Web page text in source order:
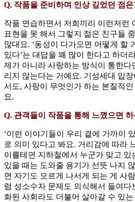
Q. 작품을 준비하며 인상 깊었던 점은
작품 연습하면서 저희끼리 이런저런
표현을 못 해서 그렇지 젊은 친구들
많대요. ‘동성이 다가오면 어떻게 할
있다’는 대답을 꽤 많이 한다고 하더
제가 아니라 사랑하는 방식이 통한다
리지 않는다는 거예요. 기성세대 입
서도, 사랑이 무엇인가 하는 본질적
요.
Q. 관객들이 작품을 통해 느꼈으면 하
‘이런 이야기들이 우리 곁에 가까이
로 의미 있다고 봐요. 거리감에 따라
이를테면 지하철에서 누군가 맞고 있
있을 때는 도와줄 용기가 선뜻 나지
면 자기도 모르게 나서게 되는 게 사
럼 성소수자 문제도 의식해서 들여다
화된 사회라도 더불어 살아갈 수 있